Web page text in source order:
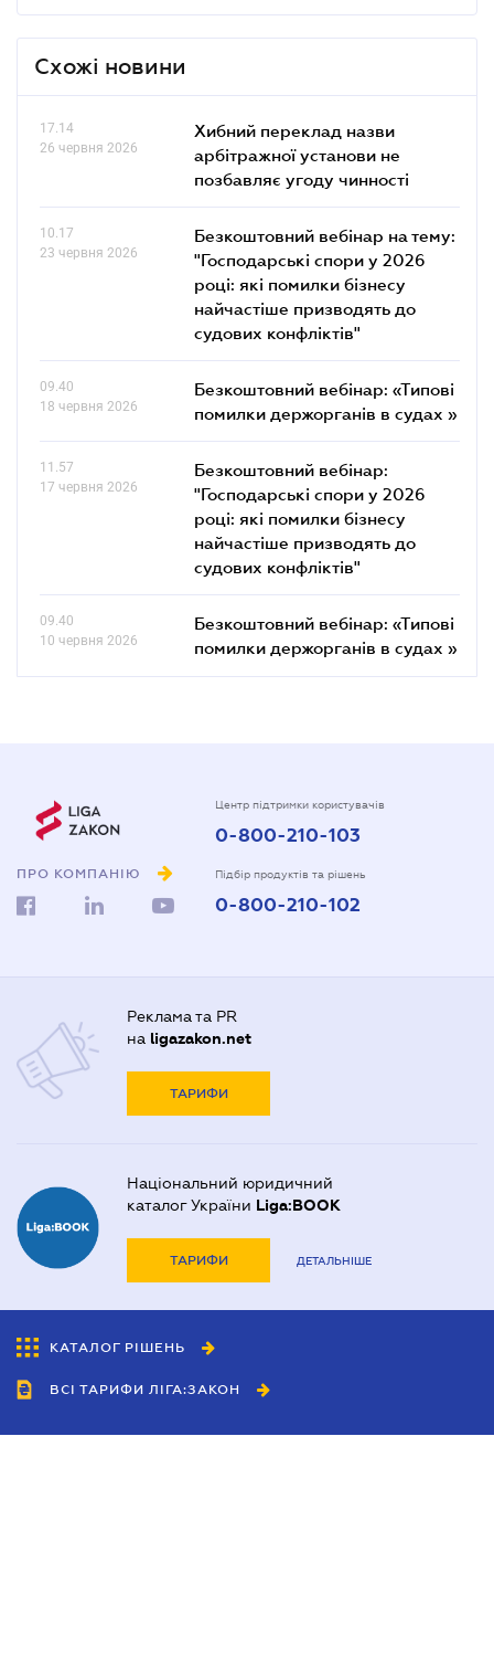
Схожі новини
17.14
26 червня 2026
Хибний переклад назви
арбітражної установи не
позбавляє угоду чинності
10.17
23 червня 2026
Безкоштовний вебінар на тему:
"Господарські спори у 2026
році: які помилки бізнесу
найчастіше призводять до
судових конфліктів"
09.40
18 червня 2026
Безкоштовний вебінар: «Типові
помилки держорганів в судах »
11.57
17 червня 2026
Безкоштовний вебінар:
"Господарські спори у 2026
році: які помилки бізнесу
найчастіше призводять до
судових конфліктів"
09.40
10 червня 2026
Безкоштовний вебінар: «Типові
помилки держорганів в судах »
ПРО КОМПАНІЮ
Центр підтримки користувачів
0-800-210-103
Підбір продуктів та рішень
0-800-210-102
Реклама та PR
на ligazakon.net
ТАРИФИ
Національний юридичний
каталог України Liga:BOOK
ТАРИФИ ДЕТАЛЬНІШЕ
КАТАЛОГ РІШЕНЬ
ВСІ ТАРИФИ ЛІГА:ЗАКОН